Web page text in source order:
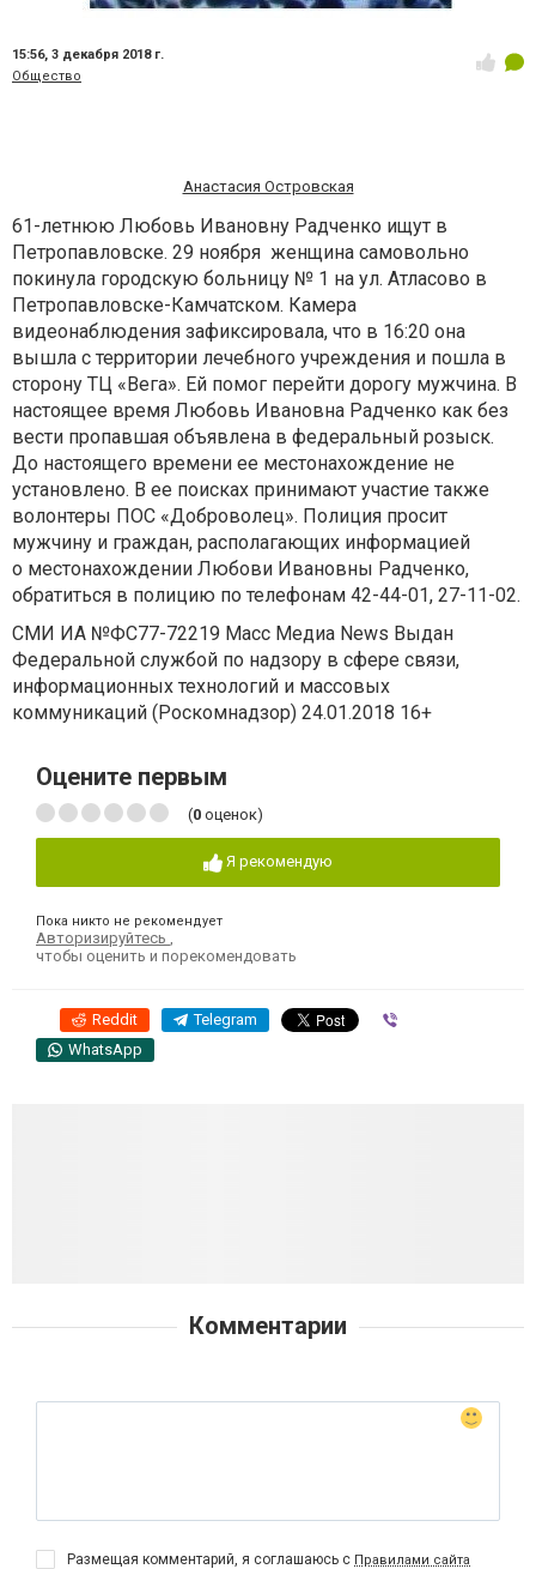
15:56, 3 декабря 2018 г.
Общество
Анастасия Островская
61-летнюю Любовь Ивановну Радченко ищут в
Петропавловске. 29 ноября женщина самовольно
покинула городскую больницу № 1 на ул. Атласово в
Петропавловске-Камчатском. Камера
видеонаблюдения зафиксировала, что в 16:20 она
вышла с территории лечебного учреждения и пошла в
сторону ТЦ «Вега». Ей помог перейти дорогу мужчина. В
настоящее время Любовь Ивановна Радченко как без
вести пропавшая объявлена в федеральный розыск.
До настоящего времени ее местонахождение не
установлено. В ее поисках принимают участие также
волонтеры ПОС «Доброволец». Полиция просит
мужчину и граждан, располагающих информацией
о местонахождении Любови Ивановны Радченко,
обратиться в полицию по телефонам 42-44-01, 27-11-02.
СМИ ИА №ФС77-72219 Масс Медиа News Выдан
Федеральной службой по надзору в сфере связи,
информационных технологий и массовых
коммуникаций (Роскомнадзор) 24.01.2018 16+
Оцените первым
(0 оценок)
Я рекомендую
Пока никто не рекомендует
Авторизируйтесь
чтобы оценить и порекомендовать
Reddit Telegram
WhatsApp
Комментарии
Размещая комментарий, я соглашаюсь с Правилами сайта